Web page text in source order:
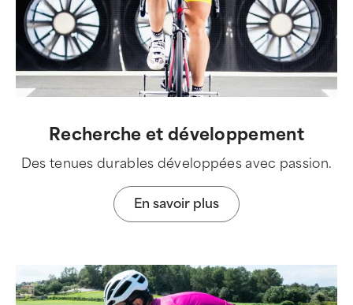
Recherche et développement
Des tenues durables développées avec passion.
En savoir plus